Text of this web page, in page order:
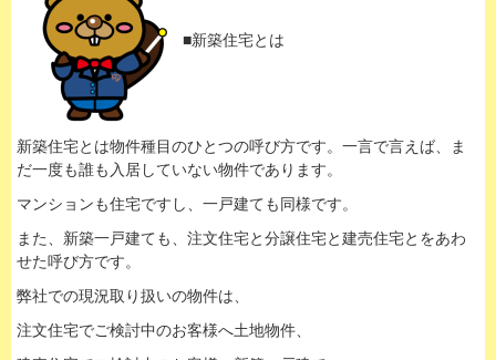
■新築住宅とは
新築住宅とは物件種目のひとつの呼び方です。一言で言えば、ま
だ一度も誰も入居していない物件であります。
マンションも住宅ですし、一戸建ても同様です。
また、新築一戸建ても、注文住宅と分譲住宅と建売住宅とをあわ
せた呼び方です。
弊社での現況取り扱いの物件は、
注文住宅でご検討中のお客様へ土地物件、